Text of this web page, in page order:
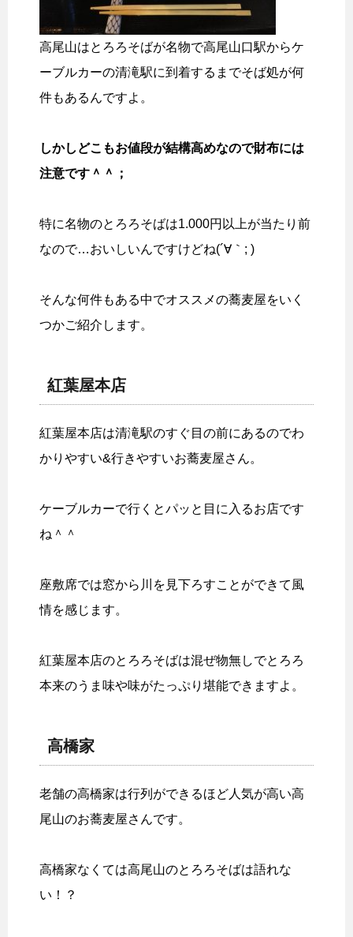
高尾山はとろろそばが名物で高尾山口駅からケ
ーブルカーの清滝駅に到着するまでそば処が何
件もあるんですよ。
しかしどこもお値段が結構高めなので財布には
注意です＾＾；
特に名物のとろろそばは1.000円以上が当たり前
なので…おいしいんですけどね(´∀｀; )
そんな何件もある中でオススメの蕎麦屋をいく
つかご紹介します。
紅葉屋本店
紅葉屋本店は清滝駅のすぐ目の前にあるのでわ
かりやすい&行きやすいお蕎麦屋さん。
ケーブルカーで行くとパッと目に入るお店です
ね＾＾
座敷席では窓から川を見下ろすことができて風
情を感じます。
紅葉屋本店のとろろそばは混ぜ物無しでとろろ
本来のうま味や味がたっぷり堪能できますよ。
高橋家
老舗の高橋家は行列ができるほど人気が高い高
尾山のお蕎麦屋さんです。
高橋家なくては高尾山のとろろそばは語れな
い！？